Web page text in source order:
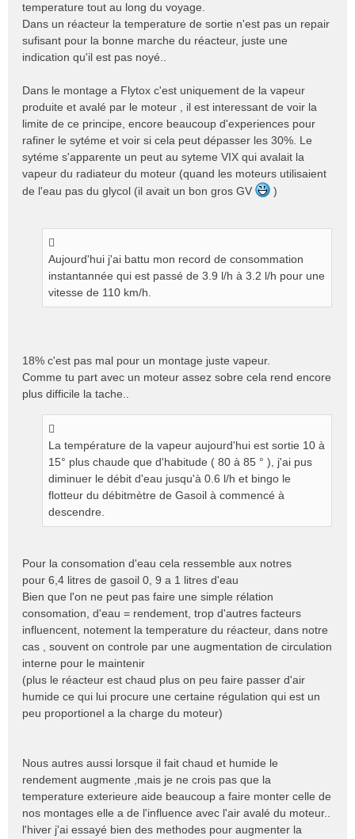
temperature tout au long du voyage.
Dans un réacteur la temperature de sortie n'est pas un repair
sufisant pour la bonne marche du réacteur, juste une
indication qu'il est pas noyé..
Dans le montage a Flytox c'est uniquement de la vapeur
produite et avalé par le moteur , il est interessant de voir la
limite de ce principe, encore beaucoup d'experiences pour
rafiner le sytéme et voir si cela peut dépasser les 30%. Le
sytéme s'apparente un peut au syteme VIX qui avalait la
vapeur du radiateur du moteur (quand les moteurs utilisaient
de l'eau pas du glycol (il avait un bon gros GV
)
Aujourd'hui j'ai battu mon record de consommation
instantannée qui est passé de 3.9 l/h à 3.2 l/h pour une
vitesse de 110 km/h.
18% c'est pas mal pour un montage juste vapeur.
Comme tu part avec un moteur assez sobre cela rend encore
plus difficile la tache..
La température de la vapeur aujourd'hui est sortie 10 à
15° plus chaude que d'habitude ( 80 à 85 ° ), j'ai pus
diminuer le débit d'eau jusqu'à 0.6 l/h et bingo le
flotteur du débitmètre de Gasoil à commencé à
descendre.
Pour la consomation d'eau cela ressemble aux notres
pour 6,4 litres de gasoil 0, 9 a 1 litres d'eau
Bien que l'on ne peut pas faire une simple rélation
consomation, d'eau = rendement, trop d'autres facteurs
influencent, notement la temperature du réacteur, dans notre
cas , souvent on controle par une augmentation de circulation
interne pour le maintenir
(plus le réacteur est chaud plus on peu faire passer d'air
humide ce qui lui procure une certaine régulation qui est un
peu proportionel a la charge du moteur)
Nous autres aussi lorsque il fait chaud et humide le
rendement augmente ,mais je ne crois pas que la
temperature exterieure aide beaucoup a faire monter celle de
nos montages elle a de l'influence avec l'air avalé du moteur..
l'hiver j'ai essayé bien des methodes pour augmenter la